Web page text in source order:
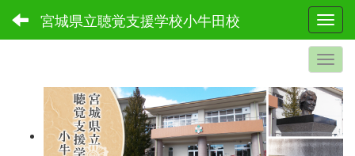
宮城県立聴覚支援学校小牛田校